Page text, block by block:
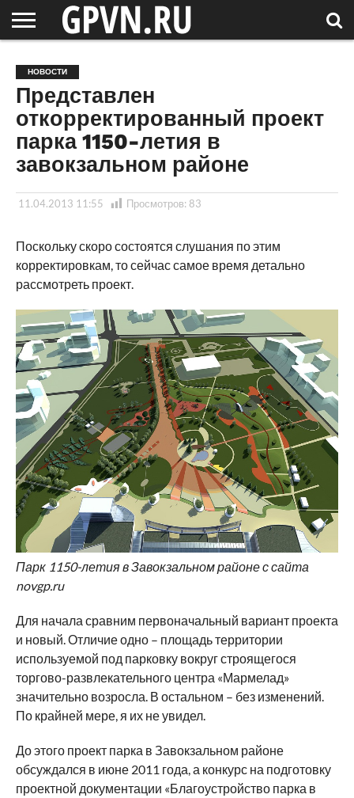
ОБЛАСТЬ
НОВОСТИ
СОСЕДЕЙ
РОССИЯ
/ МИР
СПЕЦПРОЕКТЫ
БЛОГ
СТАТЬИ
ФОТОРЕПОРТАЖИ
ИНТЕРВЬЮ
ОБЪЕКТЫ
ПОДБОРКИ
НОВОСТИ
Представлен
откорректированный проект
парка 1150-летия в
завокзальном районе
11.04.2013 11:55 Просмотров: 83
Поскольку скоро состоятся слушания по этим
корректировкам, то сейчас самое время детально
рассмотреть проект.
Парк 1150-летия в Завокзальном районе с сайта
novgp.ru
Для начала сравним первоначальный вариант проекта
и новый. Отличие одно – площадь территории
используемой под парковку вокруг строящегося
торгово-развлекательного центра «Мармелад»
значительно возросла. В остальном – без изменений.
По крайней мере, я их не увидел.
До этого проект парка в Завокзальном районе
обсуждался в июне 2011 года, а конкурс на подготовку
проектной документации «Благоустройство парка в